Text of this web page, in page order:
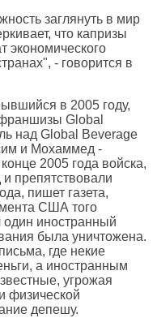
заглянуть в мир
что капризы
экономического
- говорится в
в 2005 году,
Global
над Global Beverage
и Мохаммед -
2005 года войска,
препятствовали
пишет газета,
США того
один иностранный
была уничтожена.
где некие
а иностранным
угрожая
физической
депешу.